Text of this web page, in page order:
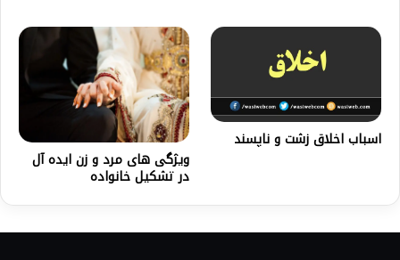
اسباب اخلاق زشت و ناپسند
ویژگی های مرد و زن ایده آل
در تشکیل خانواده